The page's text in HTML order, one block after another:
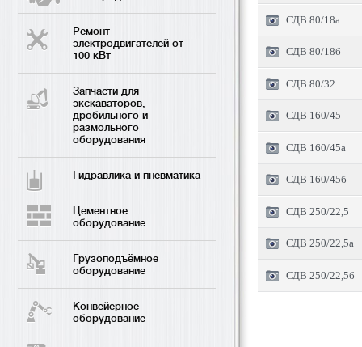
Ремонт
электродвигателей от
100 кВт
Запчасти для
экскаваторов,
дробильного и
размольного
оборудования
Гидравлика и пневматика
Цементное
оборудование
Грузоподъёмное
оборудование
Конвейерное
оборудование
СДВ 80/18а
СДВ 80/18б
СДВ 80/32
СДВ 160/45
СДВ 160/45а
СДВ 160/45б
СДВ 250/22,5
СДВ 250/22,5а
СДВ 250/22,5б